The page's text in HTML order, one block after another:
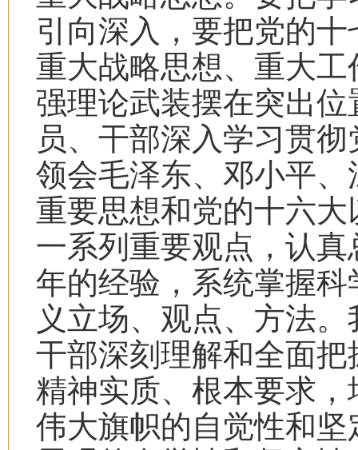
引向深入，要把党的
重大战略思想、重大
强理论武装摆在突出
员、干部深入学习贯
领会毛泽东、邓小平
重要思想和党的十六
一系列重要观点，认
年的经验，系统掌握
义立场、观点、方法
干部深刻理解和全面
精神实质、根本要求
伟大旗帜的自觉性和